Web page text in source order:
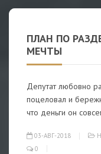
ПЛАН ПО
МЕЧТЫ
Депутат любовно
поцеловал и
что деньги он
03-АВГ-2018
0